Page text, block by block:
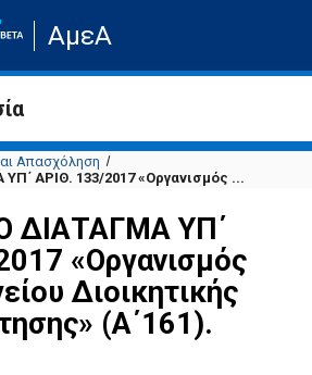
Μετάβαση
στην
σελίδα
του
ΑμεΑ
Απασχόληση
ΑΡΙΘ. 133/2017 «Οργανισμός ...
ΔΙΑΤΑΓΜΑ ΥΠ΄
«Οργανισμός
Διοικητικής
(Α΄161).